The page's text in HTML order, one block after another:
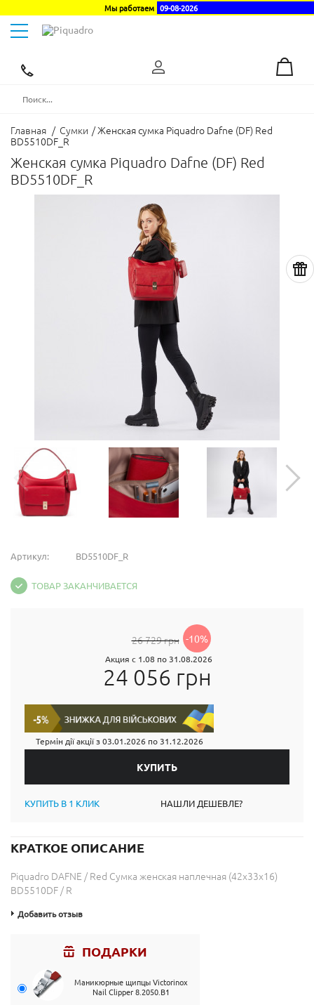
Мы работаем 09-08-2026
Toggle
navigation
Главная / Сумки /Женская сумка Piquadro Dafne (DF) Red
BD5510DF_R
Женская сумка Piquadro Dafne (DF) Red
BD5510DF_R
Артикул: BD5510DF_R
ТОВАР ЗАКАНЧИВАЕТСЯ
26 729 грн -10%
Акция с 1.08 по 31.08.2026
24 056 грн
Термін дії акції з03.01.2026 по 31.12.2026
КУПИТЬ В 1 КЛИК НАШЛИ ДЕШЕВЛЕ?
КРАТКОЕ ОПИСАНИЕ
Piquadro DAFNE / Red Сумка женская наплечная (42x33x16)
BD5510DF / R
Добавить отзыв
ПОДАРКИ
Маникюрные щипцы Victorinox
Nail Clipper 8.2050.B1